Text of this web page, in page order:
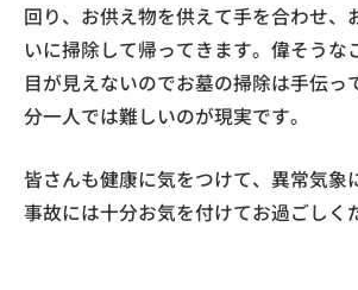
回り、お供え物を供えて手を合わせ、
いに掃除して帰ってきます。偉そうな
目が見えないのでお墓の掃除は手伝っ
分一人では難しいのが現実です。
皆さんも健康に気をつけて、異常気象
事故には十分お気を付けてお過ごしく